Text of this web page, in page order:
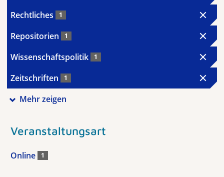
Rechtliches 1
Repositorien 1
Wissenschaftspolitik 1
Zeitschriften 1
Mehr zeigen
Veranstaltungsart
Online 1